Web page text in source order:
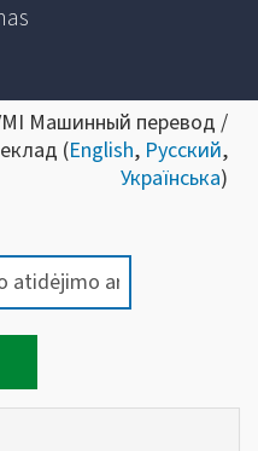
Машинный перевод /
(English, Русский,
Українська)